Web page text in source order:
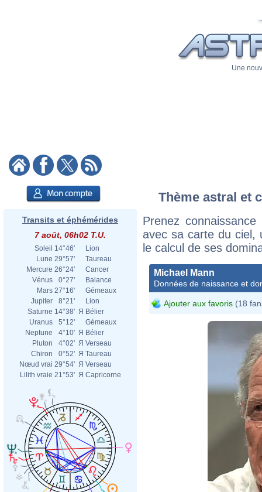
Une
Transits et éphémérides
7 août, 06h02 T.U.
Soleil 14°46'
Lion
Lune 29°57'
Taureau
Mercure 26°24'
Cancer
Vénus
0°27'
Balance
Mars 27°16'
Gémeaux
Jupiter
8°21'
Lion
Saturne 14°38' Я Bélier
Uranus
5°12'
Gémeaux
Neptune
4°10' Я Bélier
Pluton
4°02' Я Verseau
Chiron
0°52' Я Taureau
Nœud vrai 29°54' Я Verseau
Lilith vraie 21°53' Я Capricorne
Thème astral et
Prenez
avec sa carte du ciel,
le calcul de ses
Michael Mann
Données de naissance et
Ajouter aux favoris (18